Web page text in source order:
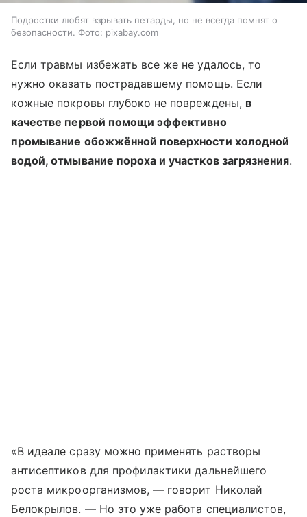
Подростки любят взрывать петарды, но не всегда помнят о
безопасности. Фото: pixabay.com
Если травмы избежать все же не удалось, то
нужно оказать пострадавшему помощь. Если
кожные покровы глубоко не повреждены, в
качестве первой помощи эффективно
промывание обожжённой поверхности холодной
водой, отмывание пороха и участков загрязнения.
«В идеале сразу можно применять растворы
антисептиков для профилактики дальнейшего
роста микроорганизмов, — говорит Николай
Белокрылов. — Но это уже работа специалистов,